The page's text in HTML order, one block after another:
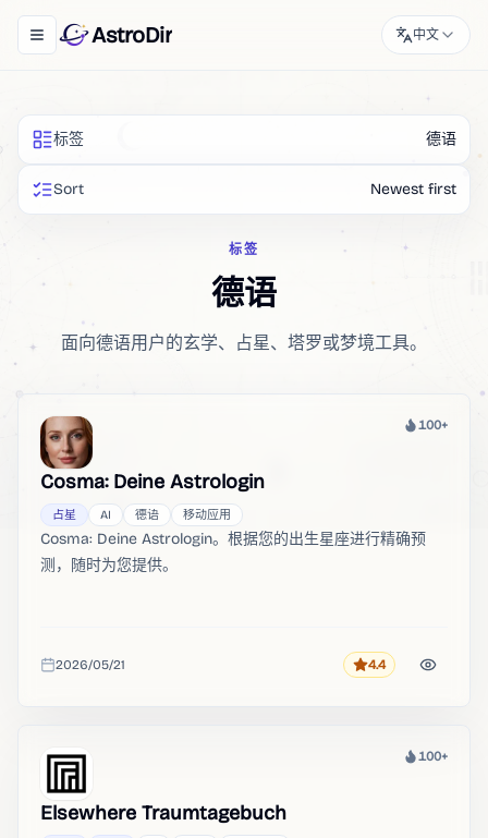
Toggle navigation menu
AstroDir 中文
标签 德语
Sort Newest first
标签
德语
面向德语用户的玄学、占星、塔罗或梦境工具。
热度
100+
Cosma: Deine Astrologin
占星 AI 德语 移动应用
Cosma: Deine Astrologin。根据您的出生星座进行精确预
测，随时为您提供。
收录时间
2026/05/21 评分4.4
热度
100+
Elsewhere Traumtagebuch